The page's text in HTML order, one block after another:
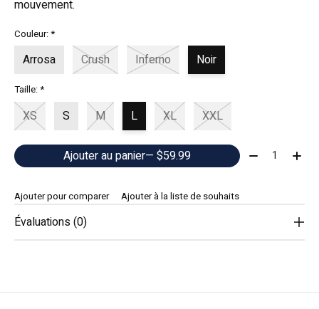
mouvement.
Couleur:*
Arrosa Crush Inferno Noir
Taille:*
XS S M L XL XXL
Ajouter au panier — $59.99 Quantité:
Ajouter pour comparer Ajouter à la liste de souhaits
Évaluations (0)